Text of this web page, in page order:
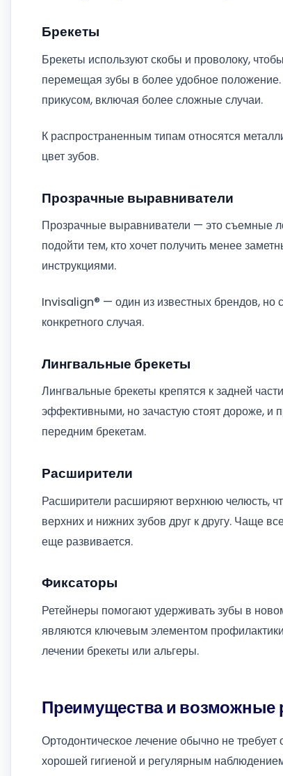
Брекеты
Брекеты используют скобы и проволоку,
перемещая зубы в более удобное
прикусом, включая более сложные случаи.
К распространенным типам относятся
цвет зубов.
Прозрачные выравниватели
Прозрачные выравниватели — это съемные
подойти тем, кто хочет получить менее
инструкциями.
Invisalign® — один из известных брендов, но
конкретного случая.
Лингвальные брекеты
Лингвальные брекеты крепятся к задней
эффективными, но зачастую стоят дороже, и
передним брекетам.
Расширители
Расширители расширяют верхнюю челюсть,
верхних и нижних зубов друг к другу. Чаще
еще развивается.
Фиксаторы
Ретейнеры помогают удерживать зубы в
являются ключевым элементом
лечении брекеты или альгеры.
Преимущества и возможные
Ортодонтическое лечение обычно не
хорошей гигиеной и регулярным